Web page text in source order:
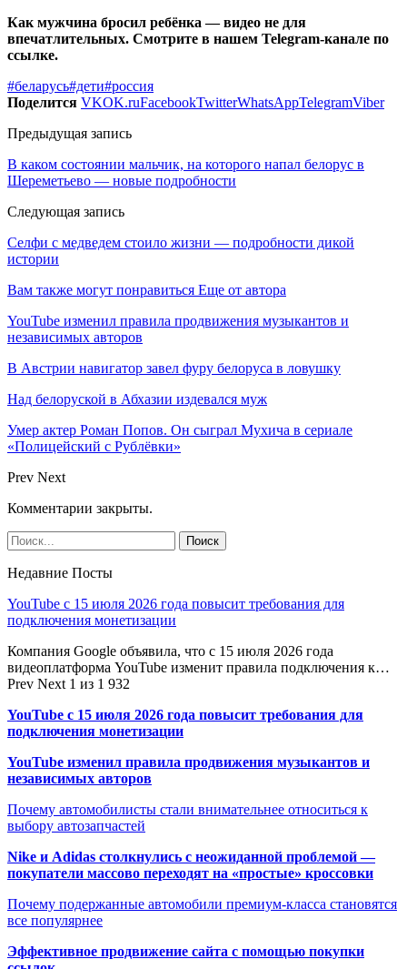
Как мужчина бросил ребёнка — видео не для
впечатлительных. Смотрите в нашем Telegram-канале по
ссылке.
#беларусь#дети#россия
Поделится VKOK.ruFacebookTwitterWhatsAppTelegramViber
Предыдущая запись
В каком состоянии мальчик, на которого напал белорус в
Шереметьево — новые подробности
Следующая запись
Селфи с медведем стоило жизни — подробности дикой
истории
Вам также могут понравиться Еще от автора
YouTube изменил правила продвижения музыкантов и
независимых авторов
В Австрии навигатор завел фуру белоруса в ловушку
Над белоруской в Абхазии издевался муж
Умер актер Роман Попов. Он сыграл Мухича в сериале
«Полицейский с Рублёвки»
Prev Next
Комментарии закрыты.
Недавние Посты
YouTube с 15 июля 2026 года повысит требования для
подключения монетизации
Компания Google объявила, что с 15 июля 2026 года
видеоплатформа YouTube изменит правила подключения к…
Prev Next 1 из 1 932
YouTube с 15 июля 2026 года повысит требования для
подключения монетизации
YouTube изменил правила продвижения музыкантов и
независимых авторов
Почему автомобилисты стали внимательнее относиться к
выбору автозапчастей
Nike и Adidas столкнулись с неожиданной проблемой —
покупатели массово переходят на «простые» кроссовки
Почему подержанные автомобили премиум-класса становятся
все популярнее
Эффективное продвижение сайта с помощью покупки